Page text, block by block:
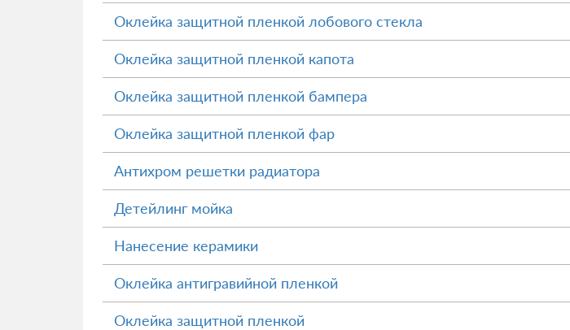
Оклейка защитной пленкой лобового стекла
Оклейка защитной пленкой капота
Оклейка защитной пленкой бампера
Оклейка защитной пленкой фар
Антихром решетки радиатора
Детейлинг мойка
Нанесение керамики
Оклейка антигравийной пленкой
Оклейка защитной пленкой